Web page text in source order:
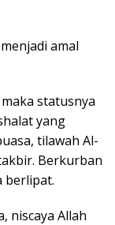
amal
statusnya
yang
tilawah Al-
Berkurban
berlipat.
niscaya Allah